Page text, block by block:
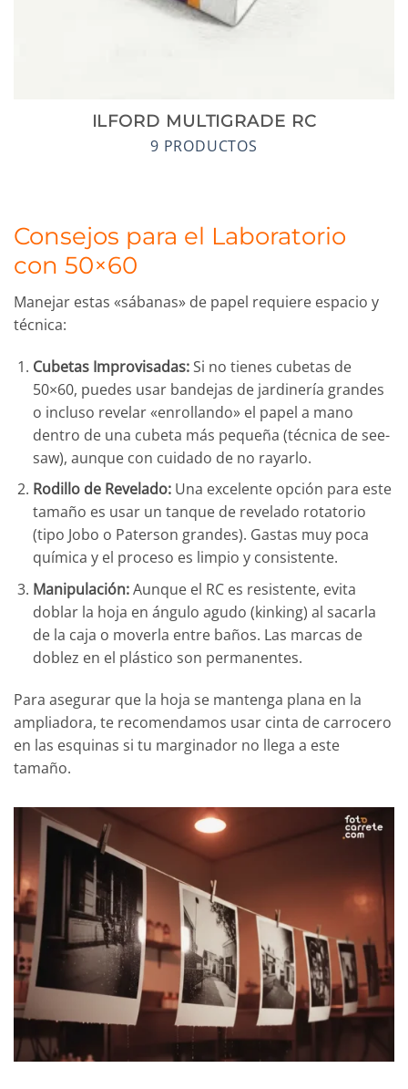
ILFORD MULTIGRADE RC
9 PRODUCTOS
Consejos para el Laboratorio
con 50×60
Manejar estas «sábanas» de papel requiere espacio y
técnica:
Cubetas Improvisadas:Si no tienes cubetas de
50×60, puedes usar bandejas de jardinería grandes
o incluso revelar «enrollando» el papel a mano
dentro de una cubeta más pequeña (técnica de see-
saw), aunque con cuidado de no rayarlo.
Rodillo de Revelado:Una excelente opción para este
tamaño es usar un tanque de revelado rotatorio
(tipo Jobo o Paterson grandes). Gastas muy poca
química y el proceso es limpio y consistente.
Manipulación:Aunque el RC es resistente, evita
doblar la hoja en ángulo agudo (kinking) al sacarla
de la caja o moverla entre baños. Las marcas de
doblez en el plástico son permanentes.
Para asegurar que la hoja se mantenga plana en la
ampliadora, te recomendamos usar cinta de carrocero
en las esquinas si tu marginador no llega a este
tamaño.